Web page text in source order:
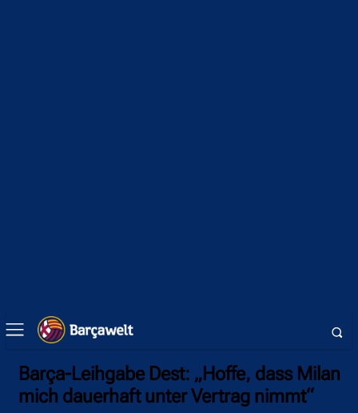
Barça-Leihgabe Dest: „Hoffe, dass Milan
mich dauerhaft unter Vertrag nimmt“